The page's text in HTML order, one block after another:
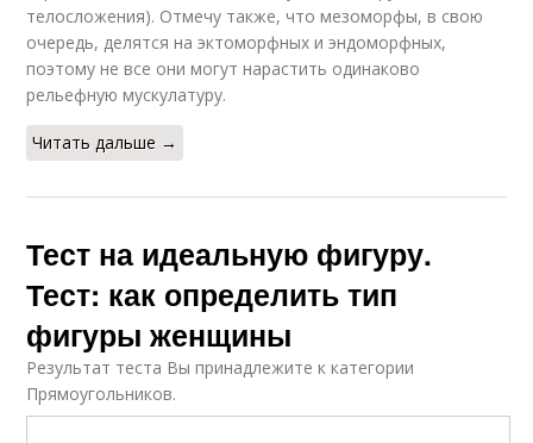
телосложения). Отмечу также, что мезоморфы, в свою
очередь, делятся на эктоморфных и эндоморфных,
поэтому не все они могут нарастить одинаково
рельефную мускулатуру.
Читать дальше →
Тест на идеальную фигуру.
Тест: как определить тип
фигуры женщины
Результат теста Вы принадлежите к категории
Прямоугольников.